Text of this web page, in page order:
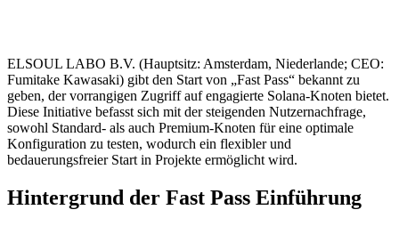
ELSOUL LABO B.V. (Hauptsitz: Amsterdam, Niederlande; CEO:
Fumitake Kawasaki) gibt den Start von „Fast Pass“ bekannt zu
geben, der vorrangigen Zugriff auf engagierte Solana-Knoten bietet.
Diese Initiative befasst sich mit der steigenden Nutzernachfrage,
sowohl Standard- als auch Premium-Knoten für eine optimale
Konfiguration zu testen, wodurch ein flexibler und
bedauerungsfreier Start in Projekte ermöglicht wird.
Hintergrund der Fast Pass Einführung